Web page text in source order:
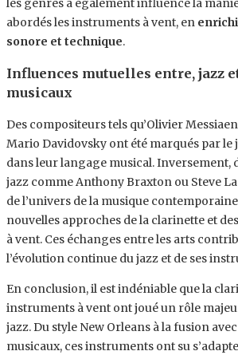
les genres a également influencé la
abordés les instruments à vent, en
sonore et technique.
Influences mutuelles entre, jazz
musicaux
Des compositeurs tels qu’Olivier
Mario Davidovsky ont été marqués par le
dans leur langage musical. Inversement,
jazz comme Anthony Braxton ou Steve
de l’univers de la musique
nouvelles approches de la clarinette et
à vent. Ces échanges entre les arts
l’évolution continue du jazz et de ses
En conclusion, il est indéniable que la
instruments à vent ont joué un rôle
jazz. Du style New Orleans à la fusion
musicaux, ces instruments ont su